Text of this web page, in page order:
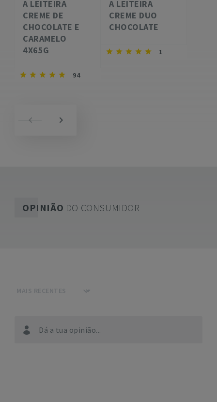
A LEITEIRA
CREME DE
CHOCOLATE E
CARAMELO
4X65G
94
A LEITEIRA
CREME DUO
CHOCOLATE
1
OPINIÃO DO CONSUMIDOR
Dá a tua opinião...